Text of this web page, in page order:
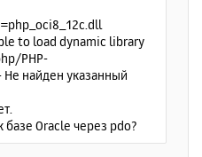
to load dynamic library
PHP-
найден указанный
базе Oracle через pdo?